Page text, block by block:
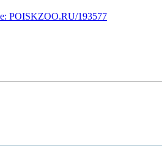
POISKZOO.RU/193577